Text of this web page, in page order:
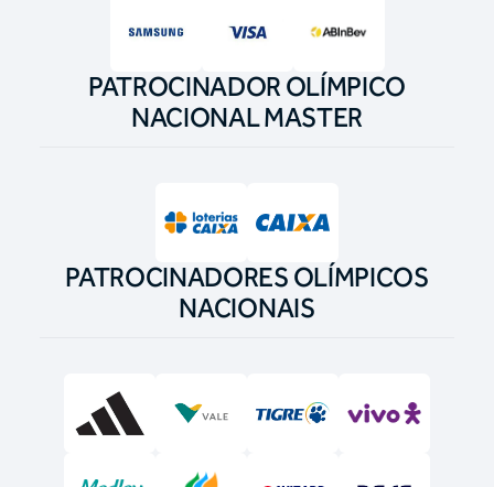
PATROCINADOR OLÍMPICO
NACIONAL MASTER
PATROCINADORES OLÍMPICOS
NACIONAIS